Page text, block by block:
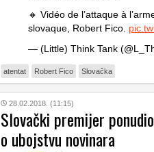
🔸 Vidéo de l’attaque à
slovaque, Robert Fico.
— (Little) Think Tank
atentat Robert Fico Slovačka
28.02.2018. (11:15)
Slovački premijer
o ubojstvu novinara